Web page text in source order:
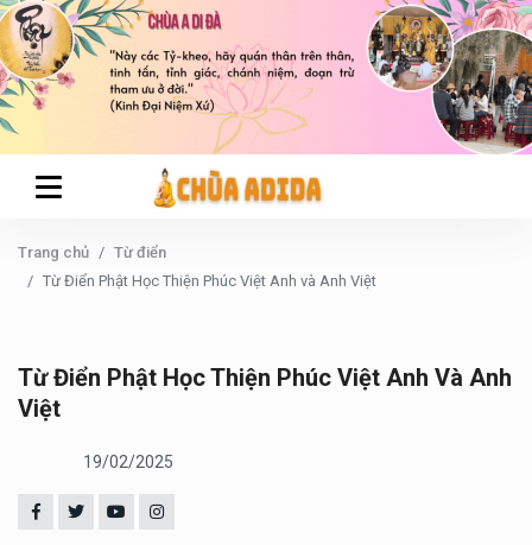
Trang chủ
Từ điển
Từ Điển Phật Học Thiện Phúc Việt Anh và Anh Việt
Từ Điển Phật Học Thiện Phúc Việt Anh Và Anh
Việt
19/02/2025